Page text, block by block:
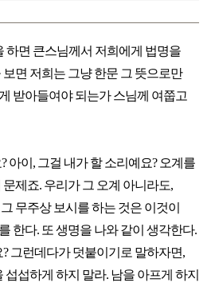
하면 큰스님께서 저희에게 법명을
면 저희는 그냥 한문 그 뜻으로만
받아들여야 되는가 스님께 여쭙고
아이, 그걸 내가 할 소리예요? 오계를
제죠. 우리가 그 오계 아니라도,
무주상 보시를 하는 것은 이것이
한다. 또 생명을 나와 같이 생각한다.
그런데다가 덧붙이기로 말하자면,
섭하게 하지 말라. 남을 아프게 하지